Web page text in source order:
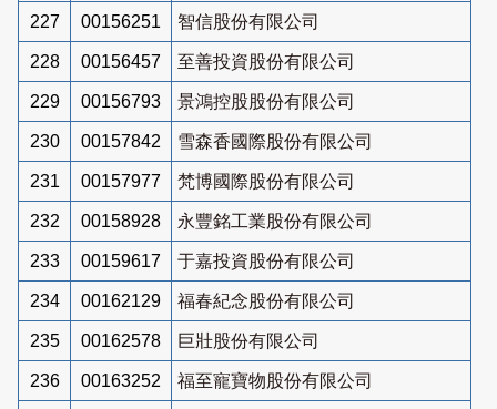
227 00156251 智信股份有限公司
228 00156457 至善投資股份有限公司
229 00156793 景鴻控股股份有限公司
230 00157842 雪森香國際股份有限公司
231 00157977 梵博國際股份有限公司
232 00158928 永豐銘工業股份有限公司
233 00159617 于嘉投資股份有限公司
234 00162129 福春紀念股份有限公司
235 00162578 巨壯股份有限公司
236 00163252 福至寵寶物股份有限公司